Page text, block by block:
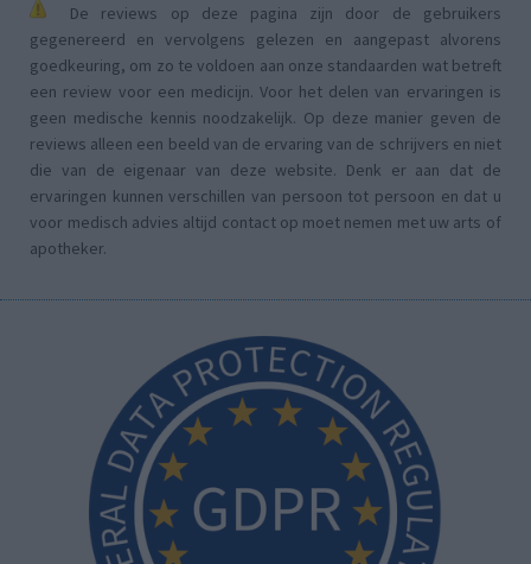
De reviews op deze pagina zijn door de gebruikers
gegenereerd en vervolgens gelezen en aangepast alvorens
goedkeuring, om zo te voldoen aan onze standaarden wat betreft
een review voor een medicijn. Voor het delen van ervaringen is
geen medische kennis noodzakelijk. Op deze manier geven de
reviews alleen een beeld van de ervaring van de schrijvers en niet
die van de eigenaar van deze website. Denk er aan dat de
ervaringen kunnen verschillen van persoon tot persoon en dat u
voor medisch advies altijd contact op moet nemen met uw arts of
apotheker.